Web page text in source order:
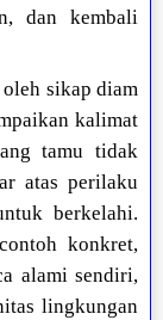
dan kembali
oleh sikap diam
kalimat
tamu tidak
atas perilaku
berkelahi.
konkret,
alami sendiri,
lingkungan